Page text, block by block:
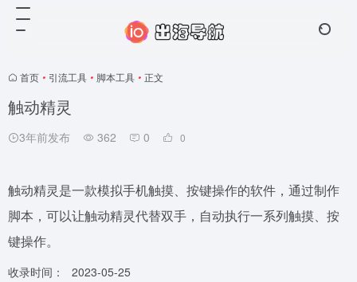
首页 • 引流工具 • 脚本工具 • 正文
触动精灵
3年前发布 362 0 0
触动精灵是一款模拟手机触摸、按键操作的软件，通过制作
脚本，可以让触动精灵代替双手，自动执行一系列触摸、按
键操作。
收录时间：
2023-05-25